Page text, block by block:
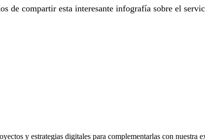
de compartir esta interesante infografía sobre el
y estrategias digitales para complementarlas con